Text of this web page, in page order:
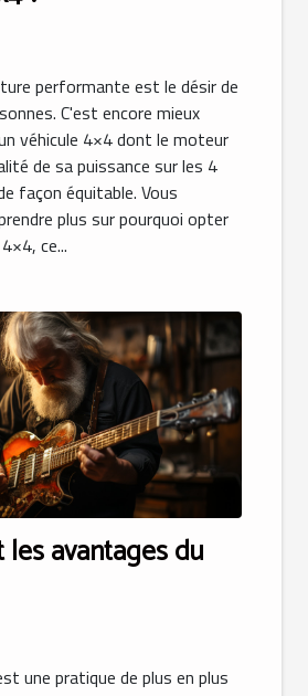
performante est le désir de
C'est encore mieux
véhicule 4×4 dont le moteur
de sa puissance sur les 4
façon équitable. Vous
plus sur pourquoi opter
ce...
avantages du
une pratique de plus en plus